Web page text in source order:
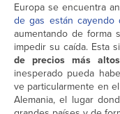
Europa se encuentra
de gas están cayendo
aumentando de forma
impedir su caída. Esta
de precios más altos
inesperado pueda
ve particularmente en
Alemania, el lugar